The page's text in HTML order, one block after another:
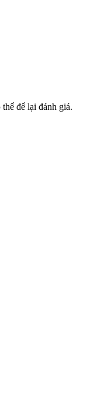
để lại đánh giá.